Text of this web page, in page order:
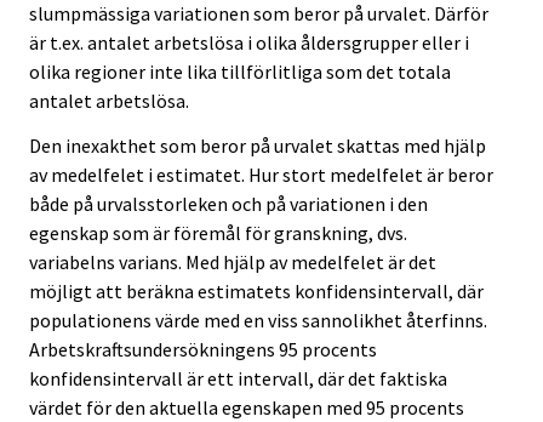
slumpmässiga variationen som beror på urvalet. Därför
är t.ex. antalet arbetslösa i olika åldersgrupper eller i
olika regioner inte lika tillförlitliga som det totala
antalet arbetslösa.
Den inexakthet som beror på urvalet skattas med hjälp
av medelfelet i estimatet. Hur stort medelfelet är beror
både på urvalsstorleken och på variationen i den
egenskap som är föremål för granskning, dvs.
variabelns varians. Med hjälp av medelfelet är det
möjligt att beräkna estimatets konfidensintervall, där
populationens värde med en viss sannolikhet återfinns.
Arbetskraftsundersökningens 95 procents
konfidensintervall är ett intervall, där det faktiska
värdet för den aktuella egenskapen med 95 procents